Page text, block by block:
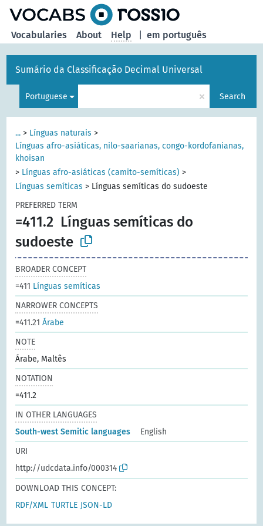
em português
Vocabularies About Help
Sumário da Classificação Decimal Universal
Portuguese × Search
... > Línguas naturais >
Línguas afro-asiáticas, nilo-saarianas, congo-kordofanianas,
khoisan
> Línguas afro-asiáticas (camito-semíticas) >
Línguas semíticas > Línguas semíticas do sudoeste
PREFERRED TERM
=411.2 Línguas semíticas do
sudoeste
BROADER CONCEPT
=411 Línguas semíticas
NARROWER CONCEPTS
=411.21Árabe
NOTE
Árabe, Maltês
NOTATION
=411.2
IN OTHER LANGUAGES
South-west Semitic languages
English
URI
http://udcdata.info/000314
DOWNLOAD THIS CONCEPT:
RDF/XML TURTLE JSON-LD